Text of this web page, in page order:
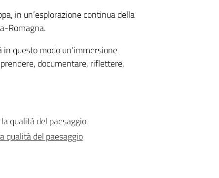
in un’esplorazione continua della
Romagna.
in questo modo un’immersione
documentare, riflettere,
qualità del paesaggio
qualità del paesaggio